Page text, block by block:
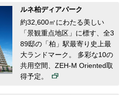
ルネ柏ディアパーク
約32,600㎡にわたる美しい
「景観重点地区」に標す、全3
89邸の「柏」駅最寄り史上最
大ランドマーク。 多彩な10の
共用空間、ZEH-M Oriented取
得予定。